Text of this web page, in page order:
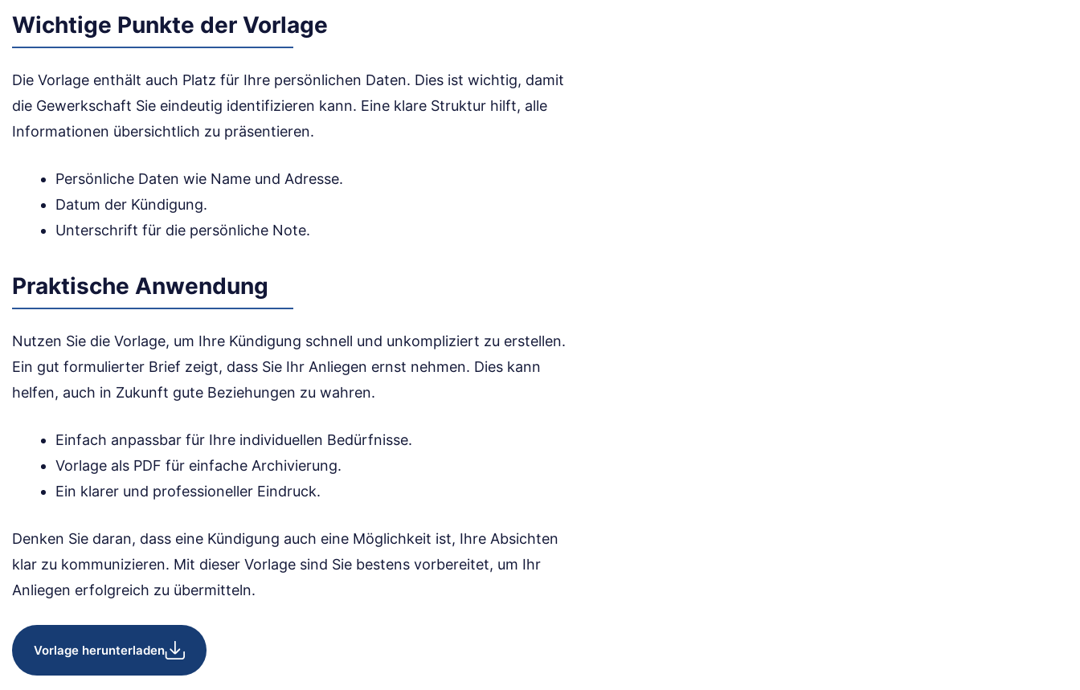
Wichtige Punkte der Vorlage
Die Vorlage enthält auch Platz für Ihre persönlichen Daten. Dies ist wichtig, damit
die Gewerkschaft Sie eindeutig identifizieren kann. Eine klare Struktur hilft, alle
Informationen übersichtlich zu präsentieren.
Persönliche Daten wie Name und Adresse.
Datum der Kündigung.
Unterschrift für die persönliche Note.
Praktische Anwendung
Nutzen Sie die Vorlage, um Ihre Kündigung schnell und unkompliziert zu erstellen.
Ein gut formulierter Brief zeigt, dass Sie Ihr Anliegen ernst nehmen. Dies kann
helfen, auch in Zukunft gute Beziehungen zu wahren.
Einfach anpassbar für Ihre individuellen Bedürfnisse.
Vorlage als PDF für einfache Archivierung.
Ein klarer und professioneller Eindruck.
Denken Sie daran, dass eine Kündigung auch eine Möglichkeit ist, Ihre Absichten
klar zu kommunizieren. Mit dieser Vorlage sind Sie bestens vorbereitet, um Ihr
Anliegen erfolgreich zu übermitteln.
Vorlage herunterladen